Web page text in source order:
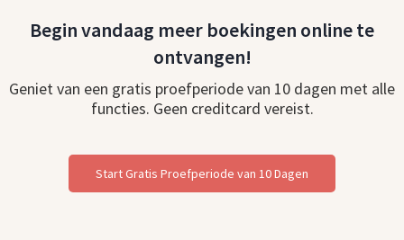
Begin vandaag meer boekingen online te
ontvangen!
Geniet van een gratis proefperiode van 10 dagen met alle
functies. Geen creditcard vereist.
Start Gratis Proefperiode van 10 Dagen